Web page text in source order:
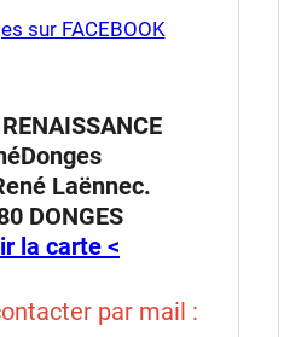
sur FACEBOOK
Laënnec.
DONGES
la carte <
par mail :